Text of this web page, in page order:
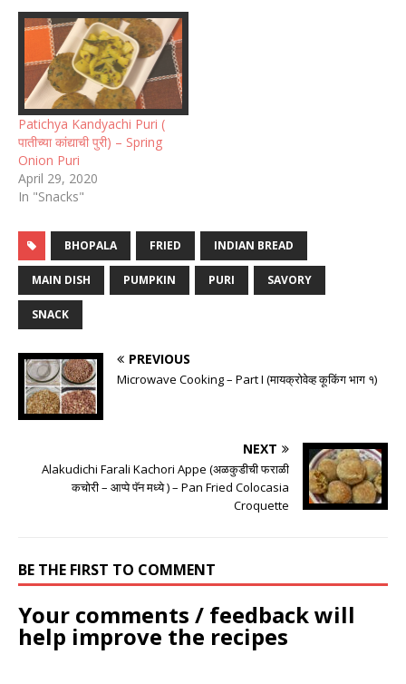
Patichya Kandyachi Puri (
पातीच्या कांद्याची पुरी) – Spring
Onion Puri
April 29, 2020
In "Snacks"
BHOPALA FRIED INDIAN BREAD
MAIN DISH PUMPKIN PURI SAVORY
SNACK
PREVIOUS
Microwave Cooking – Part I (मायक्रोवेव्ह कूकिंग भाग १)
NEXT
Alakudichi Farali Kachori Appe (अळकुडीची फराळी
कचोरी – आप्पे पॅन मध्ये ) – Pan Fried Colocasia
Croquette
BE THE FIRST TO COMMENT
Your comments / feedback will
help improve the recipes